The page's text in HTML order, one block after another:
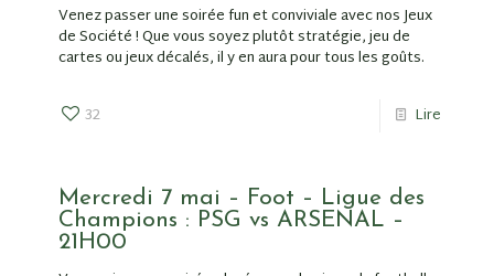
Venez passer une soirée fun et conviviale avec nos Jeux
de Société ! Que vous soyez plutôt stratégie, jeu de
cartes ou jeux décalés, il y en aura pour tous les goûts.
32 Lire
Mercredi 7 mai – Foot – Ligue des
Champions : PSG vs ARSENAL –
21H00